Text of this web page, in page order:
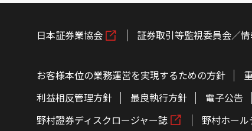
日本証券業協会 証券取引等監視委員会／
お客様本位の業務運営を実現するための方針
利益相反管理方針
最良執行方針 電子公告
野村證券ディスクロージャー誌
野村ホー